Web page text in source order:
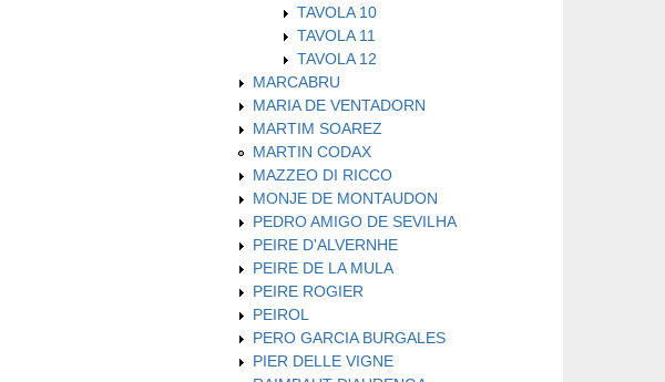
TAVOLA 10
TAVOLA 11
TAVOLA 12
MARCABRU
MARIA DE VENTADORN
MARTIM SOAREZ
MARTIN CODAX
MAZZEO DI RICCO
MONJE DE MONTAUDON
PEDRO AMIGO DE SEVILHA
PEIRE D'ALVERNHE
PEIRE DE LA MULA
PEIRE ROGIER
PEIROL
PERO GARCIA BURGALES
PIER DELLE VIGNE